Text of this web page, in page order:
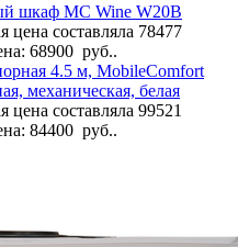
шкаф MC Wine W20B
цена составляла 78477
68900 руб..
4.5 м, MobileComfort
механическая, белая
цена составляла 99521
84400 руб..